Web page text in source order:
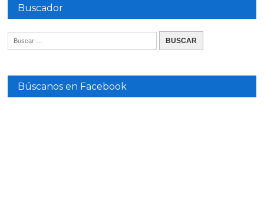
Buscador
Búscanos en Facebook